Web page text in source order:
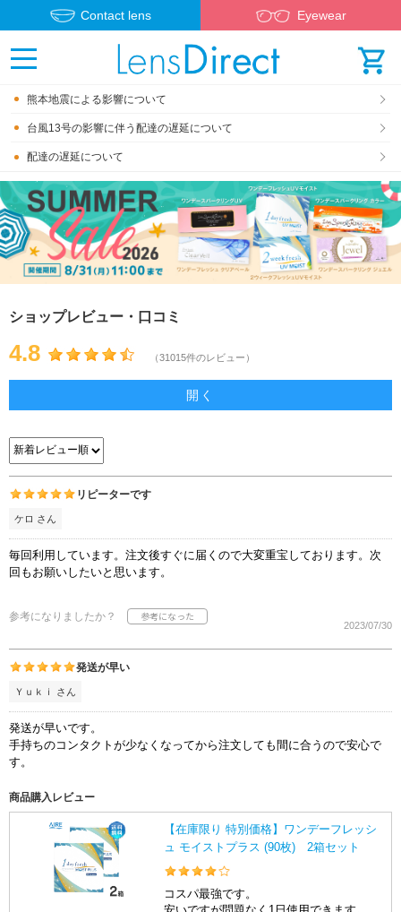
Contact lens Eyewear
熊本地震による影響について
台風13号の影響に伴う配達の遅延について
配達の遅延について
ショップレビュー・口コミ
4.8 （31015件のレビュー）
開く
リピーターです
ケロ さん
毎回利用しています。注文後すぐに届くので大変重宝しております。次
回もお願いしたいと思います。
参考になりましたか？
2023/07/30
発送が早い
Ｙｕｋｉ さん
発送が早いです。
手持ちのコンタクトが少なくなってから注文しても間に合うので安心で
す。
商品購入レビュー
【在庫限り 特別価格】ワンデーフレッシ
ュ モイストプラス (90枚) 2箱セット
コスパ最強です。